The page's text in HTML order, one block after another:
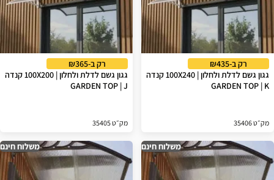
רק ב-₪435
גגון גשם לדלת ולחלון | 100X240 קנדה
GARDEN TOP | K
מק״ט 35406
רק ב-₪365
גגון גשם לדלת ולחלון | 100X200 קנדה
GARDEN TOP | J
מק״ט 35405
משלוח חינם משלוח חינם